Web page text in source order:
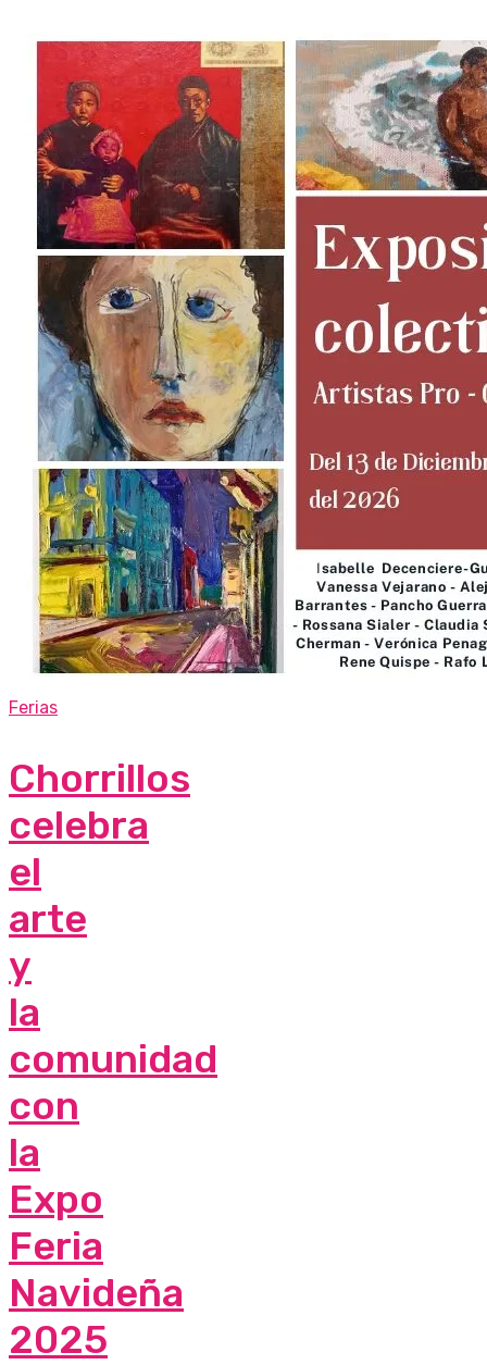
Ferias
Chorrillos
celebra
el
arte
y
la
comunidad
con
la
Expo
Feria
Navideña
2025